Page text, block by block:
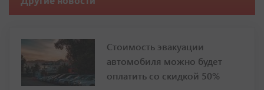
Стоимость эвакуации
автомобиля можно будет
оплатить со скидкой 50%